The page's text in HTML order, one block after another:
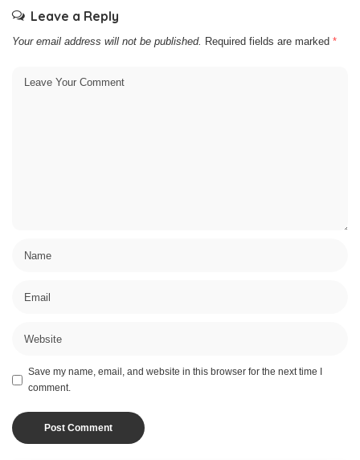
Leave a Reply
Your email address will not be published. Required fields are marked *
Save my name, email, and website in this browser for the next time I
comment.